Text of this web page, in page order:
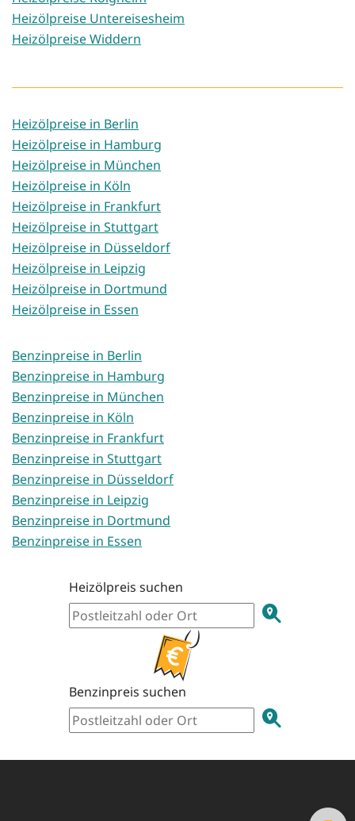
Heizölpreise Untereisesheim
Heizölpreise Widdern
Heizölpreise in Berlin
Heizölpreise in Hamburg
Heizölpreise in München
Heizölpreise in Köln
Heizölpreise in Frankfurt
Heizölpreise in Stuttgart
Heizölpreise in Düsseldorf
Heizölpreise in Leipzig
Heizölpreise in Dortmund
Heizölpreise in Essen
Benzinpreise in Berlin
Benzinpreise in Hamburg
Benzinpreise in München
Benzinpreise in Köln
Benzinpreise in Frankfurt
Benzinpreise in Stuttgart
Benzinpreise in Düsseldorf
Benzinpreise in Leipzig
Benzinpreise in Dortmund
Benzinpreise in Essen
Heizölpreis suchen
Benzinpreis suchen